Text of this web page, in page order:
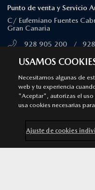
Punto de venta y Servicio
C/ Eufemiano Fuentes
Gran Canaria
928 905 200
/
MÁS INFORMACIÓN
TENERIFE
Punto de venta y Servicio
922 046 644 /
MÁS INFORMACIÓN
USAMOS
Necesitamos algunas de
web y tu experiencia
"Aceptar", autorizas el uso
usa cookies necesarias
Ajuste de cookies